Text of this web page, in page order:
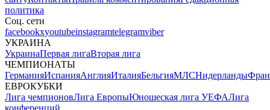
политика
Соц. сети
facebookxyoutubeinstagramtelegramviber
УКРАИНА
УкраинаПервая лигаВторая лига
ЧЕМПИОНАТЫ
ГерманияИспанияАнглияИталияБельгияМЛСНидерланды
ЕВРОКУБКИ
Лига чемпионовЛига ЕвропыЮношеская лига УЕФАЛига
конференций